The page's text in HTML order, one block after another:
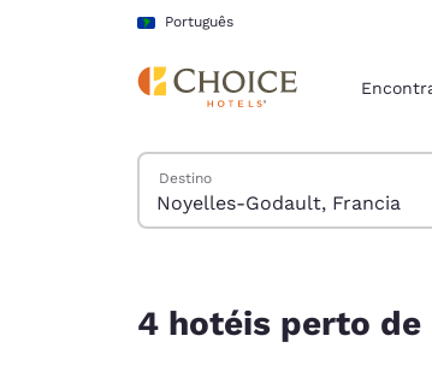
Pular Para Conteúdo Principal
Português
Pesquisar hotéis
Destino
4 hotéis perto